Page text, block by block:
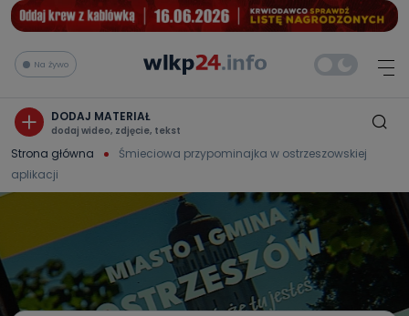
Na żywo
DODAJ MATERIAŁ
dodaj wideo, zdjęcie, tekst
Strona główna
Śmieciowa przypominajka w ostrzeszowskiej
aplikacji